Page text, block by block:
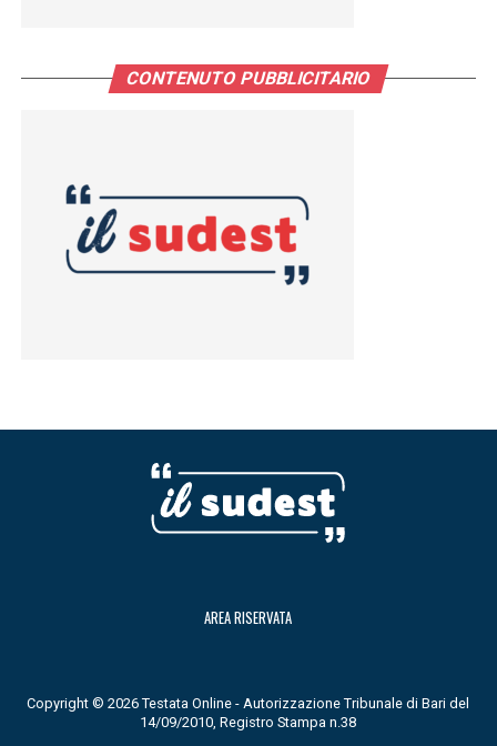
CONTENUTO PUBBLICITARIO
AREA RISERVATA
Copyright © 2026 Testata Online - Autorizzazione Tribunale di Bari del
14/09/2010, Registro Stampa n.38